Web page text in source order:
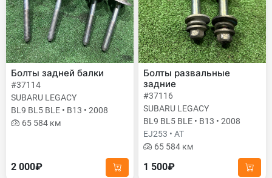
Болты задней балки
#37114
SUBARU LEGACY
BL9 BL5 BLE • B13 • 2008
65 584 км
2 000₽
Болты развальные
задние
#37116
SUBARU LEGACY
BL9 BL5 BLE • B13 • 2008
EJ253 • AT
65 584 км
1 500₽